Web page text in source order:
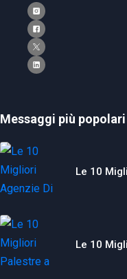
Messaggi più popolari
Le 10
Le 10